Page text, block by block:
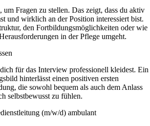
um Fragen zu stellen. Das zeigt, dass du aktiv
und wirklich an der Position interessiert bist.
den Fortbildungsmöglichkeiten oder wie
in der Pflege umgeht.
für das Interview professionell kleidest. Ein
hinterlässt einen positiven ersten
die sowohl bequem als auch dem Anlass
selbstbewusst zu fühlen.
(m/w/d) ambulant